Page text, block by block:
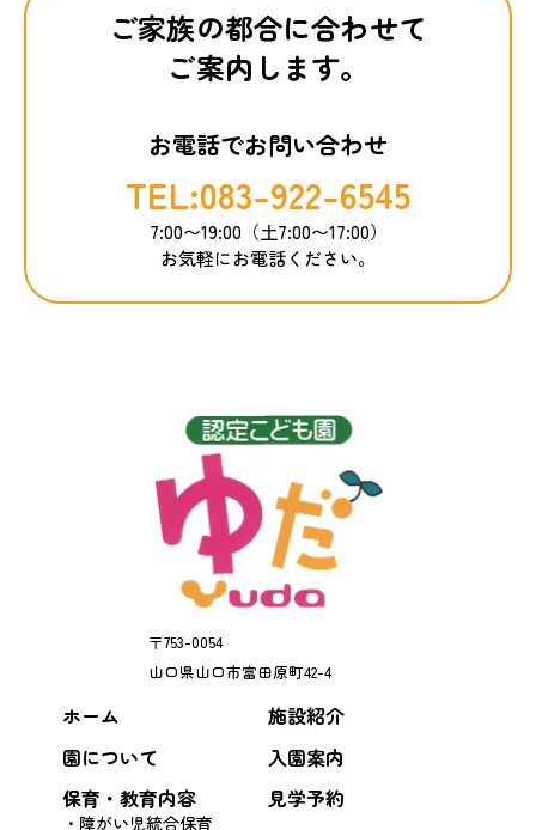
ご家族の都合に合わせて
ご案内します。
お電話でお問い合わせ
TEL:083-922-6545
7:00〜19:00（土7:00〜17:00）
お気軽にお電話ください。
〒753-0054
山口県山口市富田原町42-4
ホーム
園について
保育・教育内容
障がい児統合保育
施設紹介
入園案内
見学予約